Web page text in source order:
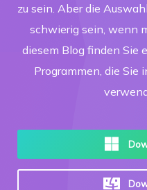
zu sein. Aber die
schwierig sein, wenn
diesem Blog finden Sie
Programmen, die Sie